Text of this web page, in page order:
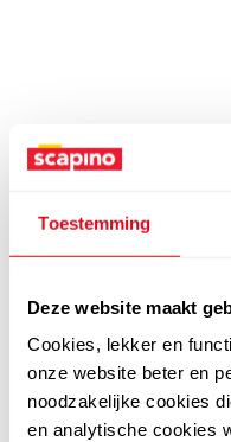
Toestemming
Deze website maakt
Cookies, lekker en
onze website beter en
noodzakelijke cookies
en analytische cookies